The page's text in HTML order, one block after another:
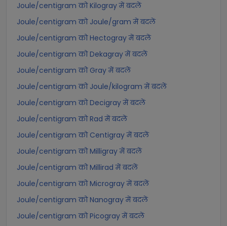
Joule/centigram को Kilogray में बदलें
Joule/centigram को Joule/gram में बदलें
Joule/centigram को Hectogray में बदलें
Joule/centigram को Dekagray में बदलें
Joule/centigram को Gray में बदलें
Joule/centigram को Joule/kilogram में बदलें
Joule/centigram को Decigray में बदलें
Joule/centigram को Rad में बदलें
Joule/centigram को Centigray में बदलें
Joule/centigram को Milligray में बदलें
Joule/centigram को Millirad में बदलें
Joule/centigram को Microgray में बदलें
Joule/centigram को Nanogray में बदलें
Joule/centigram को Picogray में बदलें